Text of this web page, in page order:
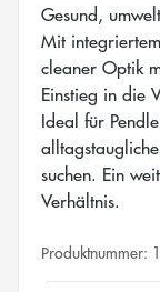
Gesund,
Mit
cleaner Optik
Einstieg in die
Ideal für
suchen. Ein
Verhältnis.
Produktnummer: